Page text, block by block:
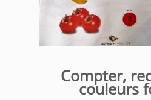
Compter,
couleurs